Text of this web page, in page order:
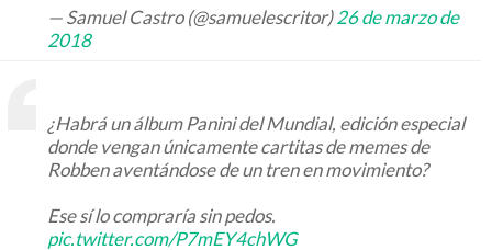
— Samuel Castro (@samuelescritor)26 de marzo de
2018
¿Habrá un álbum Panini del Mundial, edición especial
donde vengan únicamente cartitas de memes de
Robben aventándose de un tren en movimiento?
Ese sí lo compraría sin pedos.
pic.twitter.com/P7mEY4chWG